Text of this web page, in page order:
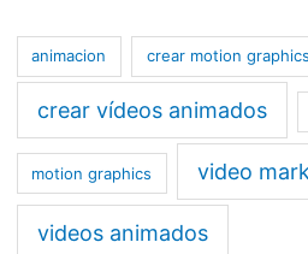
animacion crear motion graphics
crear vídeos animados
motion graphics video
videos animados